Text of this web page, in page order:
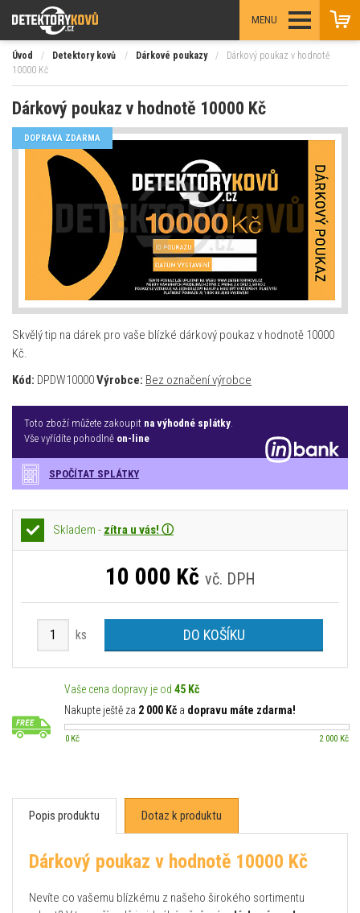
MENU
Úvod / Detektory kovů / Dárkové poukazy /
Dárkový poukaz v hodnotě
10000 Kč
Dárkový poukaz v hodnotě 10000 Kč
DOPRAVA ZDARMA
Skvělý tip na dárek pro vaše blízké dárkový poukaz v hodnotě 10000
Kč.
Kód: DPDW10000Výrobce: Bez označení výrobce
Toto zboží můžete zakoupit na výhodné splátky.
Vše vyřídíte pohodlně on-line
SPOČÍTAT SPLÁTKY
Skladem - zítra u vás! ⓘ
10 000 Kč vč. DPH
ks DO KOŠÍKU
Vaše cena dopravy je od 45 Kč
Nakupte ještě za 2 000 Kč a dopravu máte zdarma!
0 Kč 2 000 Kč
Popis produktu Dotaz k produktu
Dárkový poukaz v hodnotě 10000 Kč
Nevíte co vašemu blízkému z našeho širokého sortimentu